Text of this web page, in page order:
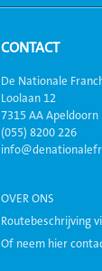
CONTACT
De Nationale
Loolaan 12
7315 AA Apeldoorn
(055) 8200 226
OVER ONS
Routebeschrijving
Of neem hier